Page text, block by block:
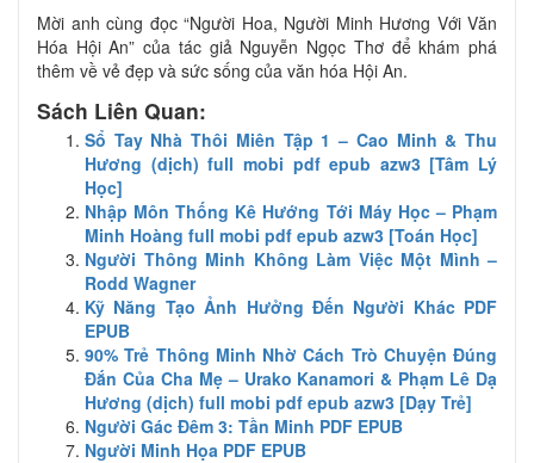
Mời anh cùng đọc “Người Hoa, Người Minh Hương Với Văn
Hóa Hội An” của tác giả Nguyễn Ngọc Thơ để khám phá
thêm về vẻ đẹp và sức sống của văn hóa Hội An.
Sách Liên Quan:
Sổ Tay Nhà Thôi Miên Tập 1 – Cao Minh & Thu
Hương (dịch) full mobi pdf epub azw3 [Tâm Lý
Học]
Nhập Môn Thống Kê Hướng Tới Máy Học – Phạm
Minh Hoàng full mobi pdf epub azw3 [Toán Học]
Người Thông Minh Không Làm Việc Một Mình –
Rodd Wagner
Kỹ Năng Tạo Ảnh Hưởng Đến Người Khác PDF
EPUB
90% Trẻ Thông Minh Nhờ Cách Trò Chuyện Đúng
Đắn Của Cha Mẹ – Urako Kanamori & Phạm Lê Dạ
Hương (dịch) full mobi pdf epub azw3 [Dạy Trẻ]
Người Gác Đêm 3: Tần Minh PDF EPUB
Người Minh Họa PDF EPUB